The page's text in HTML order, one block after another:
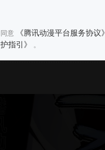
同意 《腾讯动漫平台服务协议》
护指引》
。